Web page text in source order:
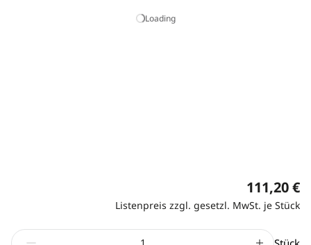
Loading
111,20 €
Listenpreis zzgl. gesetzl. MwSt. je Stück